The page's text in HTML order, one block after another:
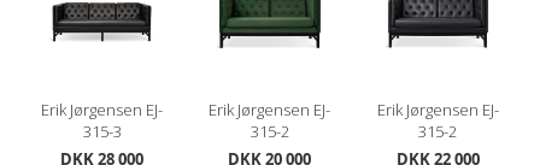
Erik Jørgensen EJ-
315-3
DKK 28 000
Erik Jørgensen EJ-
315-2
DKK 20 000
Erik Jørgensen EJ-
315-2
DKK 22 000